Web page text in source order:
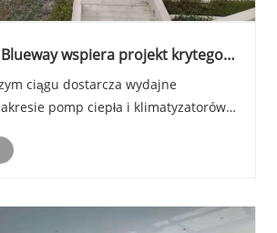
Blueway wspiera projekt krytego
zapewniającemu stałą
ciągu dostarcza wydajne
pomp ciepła i klimatyzatorów
pomagając klientom tworzyć